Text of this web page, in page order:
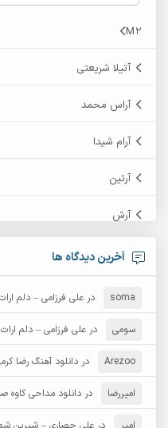
M2
آتیلا شریعتی
آراس محمد
آرام شیدا
آرتین
آرش
آرش امامی
آرش دی جی 2
آرش عثمان
آرش مبهم
آرش مهرابی
آخرین دیدگاه ها
soma در علی فرزامی – دلم
سومی در علی فرزامی – دلم ارات
Arezoo در دانلود آهنگ رضا
امیررضا در دانلود مداحی کاوه